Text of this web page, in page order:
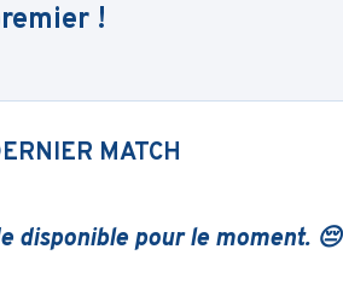
!
MATCH
disponible pour le moment. 😔